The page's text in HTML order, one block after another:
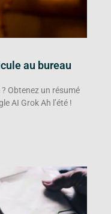
au bureau
Obtenez un résumé
AI Grok Ah l’été !